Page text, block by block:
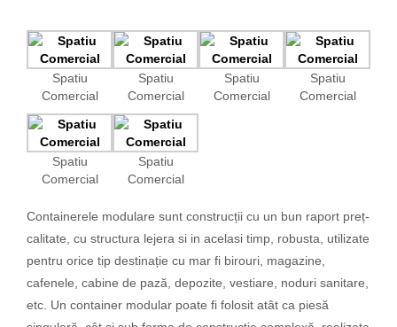
Spatiu
Comercial
Spatiu
Comercial
Spatiu
Comercial
Spatiu
Comercial
Spatiu
Comercial
Spatiu
Comercial
Containerele modulare sunt construcții cu un bun raport preț-
calitate, cu structura lejera si in acelasi timp, robusta, utilizate
pentru orice tip destinație cu mar fi birouri, magazine,
cafenele, cabine de pază, depozite, vestiare, noduri sanitare,
etc. Un container modular poate fi folosit atât ca piesă